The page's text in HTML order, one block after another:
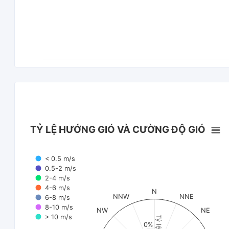
TỶ LỆ HƯỚNG GIÓ VÀ CƯỜNG ĐỘ GIÓ
< 0.5 m/s
0.5-2 m/s
2-4 m/s
4-6 m/s
6-8 m/s
8-10 m/s
> 10 m/s
N
NNE
NE
NW
NNW
0%